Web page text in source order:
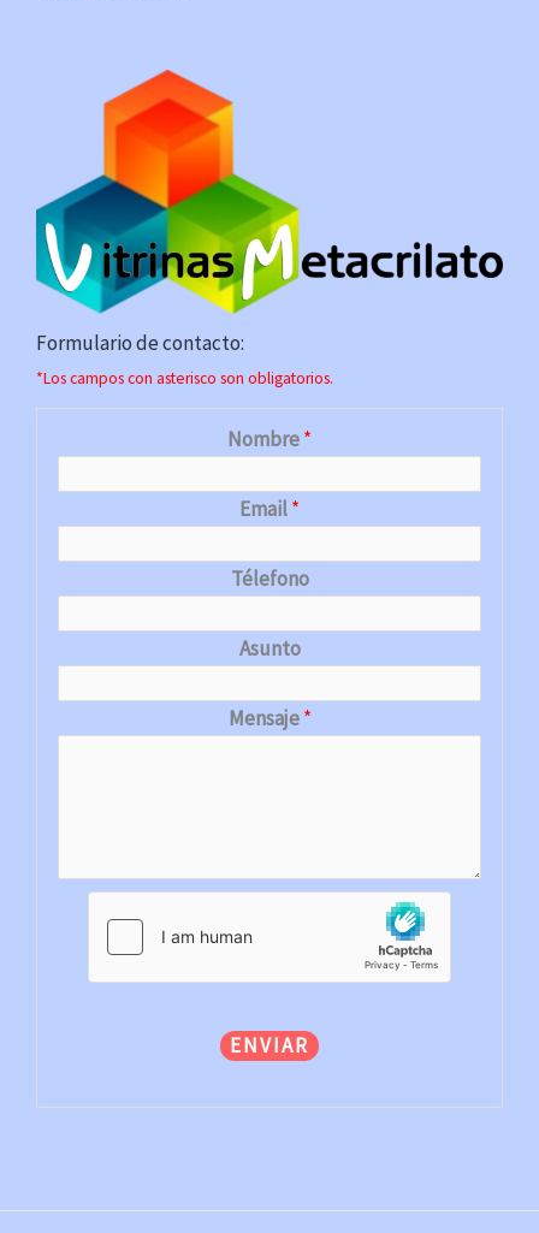
Formulario de contacto:
*Los campos con asterisco son obligatorios.
Nombre*
Email*
Télefono
Asunto
Mensaje*
ENVIAR